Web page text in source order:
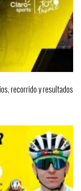
recorrido y resultados